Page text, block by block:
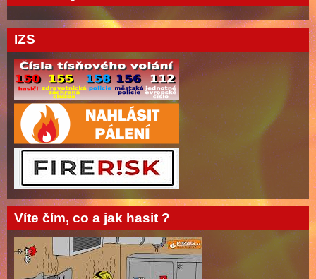
IZS
Víte čím, co a jak hasit ?